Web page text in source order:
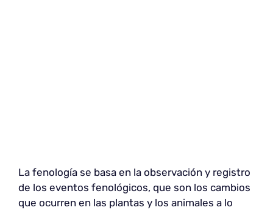
La fenología se basa en la observación y registro
de los eventos fenológicos, que son los cambios
que ocurren en las plantas y los animales a lo